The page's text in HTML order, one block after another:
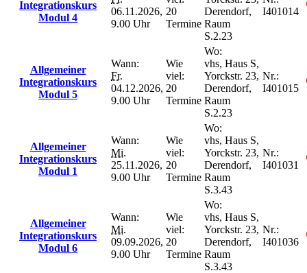
Integrationskurs
Modul 4
06.11.2026,
9.00 Uhr
20
Termine
Derendorf,
Raum
S.2.23
I401014
Allgemeiner
Integrationskurs
Modul 5
Wann:
Fr.
04.12.2026,
9.00 Uhr
Wie
viel:
20
Termine
Wo:
vhs, Haus S,
Yorckstr. 23,
Derendorf,
Raum
S.2.23
Nr.:
I401015
Allgemeiner
Integrationskurs
Modul 1
Wann:
Mi.
25.11.2026,
9.00 Uhr
Wie
viel:
20
Termine
Wo:
vhs, Haus S,
Yorckstr. 23,
Derendorf,
Raum
S.3.43
Nr.:
I401031
Allgemeiner
Integrationskurs
Modul 6
Wann:
Mi.
09.09.2026,
9.00 Uhr
Wie
viel:
20
Termine
Wo:
vhs, Haus S,
Yorckstr. 23,
Derendorf,
Raum
S.3.43
Nr.:
I401036